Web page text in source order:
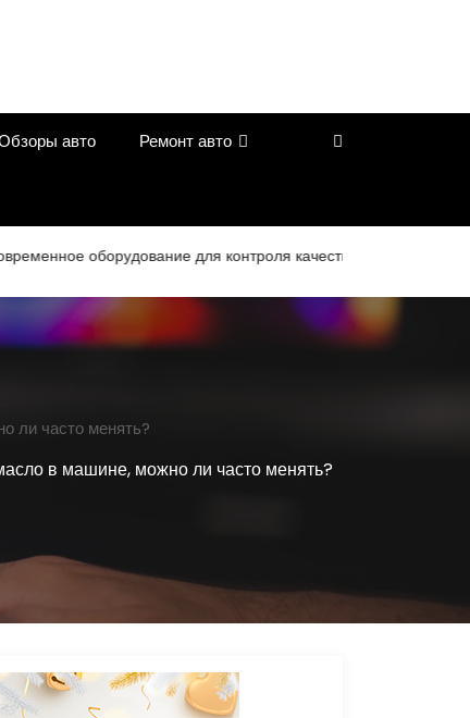
авто Ремонт авто
оборудование для контроля качества в дорожном
ли часто менять?
в машине, можно ли часто менять?